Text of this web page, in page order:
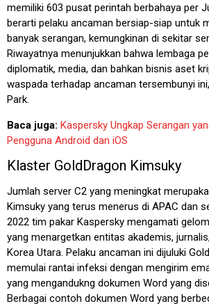
memiliki 603 pusat perintah berbahaya per
berarti pelaku ancaman bersiap-siap untuk
banyak serangan, kemungkinan di sekitar
Riwayatnya menunjukkan bahwa lembaga
diplomatik, media, dan bahkan bisnis aset
waspada terhadap ancaman tersembunyi
Park.
Baca juga: Kaspersky Ungkap Serangan
Pengguna Android dan iOS
Klaster GoldDragon Kimsuky
Jumlah server C2 yang meningkat
Kimsuky yang terus menerus di APAC dan
2022 tim pakar Kaspersky mengamati
yang menargetkan entitas akademis,
Korea Utara. Pelaku ancaman ini dijuluki
memulai rantai infeksi dengan mengirim
yang mengandukng dokumen Word yang
Berbagai contoh dokumen Word yang